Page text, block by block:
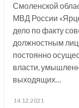
Смоленской
МВД России
дело по факту
должностным
постоянно
власти,
выходящих…
Posted
14.12.2021